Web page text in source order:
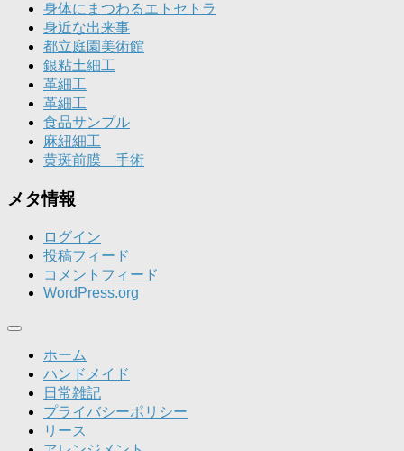
身体にまつわるエトセトラ
身近な出来事
都立庭園美術館
銀粘土細工
革細工
革細工
食品サンプル
麻紐細工
黄斑前膜 手術
メタ情報
ログイン
投稿フィード
コメントフィード
WordPress.org
ホーム
ハンドメイド
日常雑記
プライバシーポリシー
リース